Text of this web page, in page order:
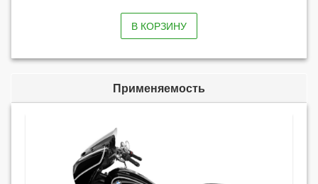
В КОРЗИНУ
Применяемость